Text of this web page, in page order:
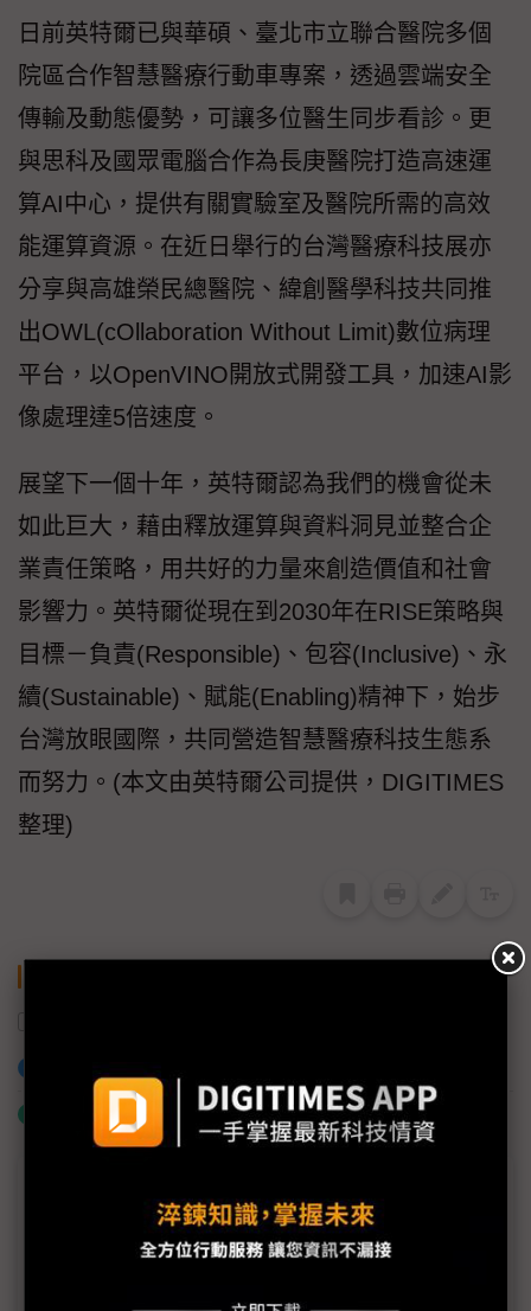
日前英特爾已與華碩、臺北市立聯合醫院多個
院區合作智慧醫療行動車專案，透過雲端安全
傳輸及動態優勢，可讓多位醫生同步看診。更
與思科及國眾電腦合作為長庚醫院打造高速運
算AI中心，提供有關實驗室及醫院所需的高效
能運算資源。在近日舉行的台灣醫療科技展亦
分享與高雄榮民總醫院、緯創醫學科技共同推
出OWL(cOllaboration Without Limit)數位病理
平台，以OpenVINO開放式開發工具，加速AI影
像處理達5倍速度。
展望下一個十年，英特爾認為我們的機會從未
如此巨大，藉由釋放運算與資料洞見並整合企
業責任策略，用共好的力量來創造價值和社會
影響力。英特爾從現在到2030年在RISE策略與
目標－負責(Responsible)、包容(Inclusive)、永
續(Sustainable)、賦能(Enabling)精神下，始步
台灣放眼國際，共同營造智慧醫療科技生態系
而努力。(本文由英特爾公司提供，DIGITIMES
整理)
什麼是「關鍵字追蹤」
2022智造轉型大調查(上)系統整合與人才成首要課